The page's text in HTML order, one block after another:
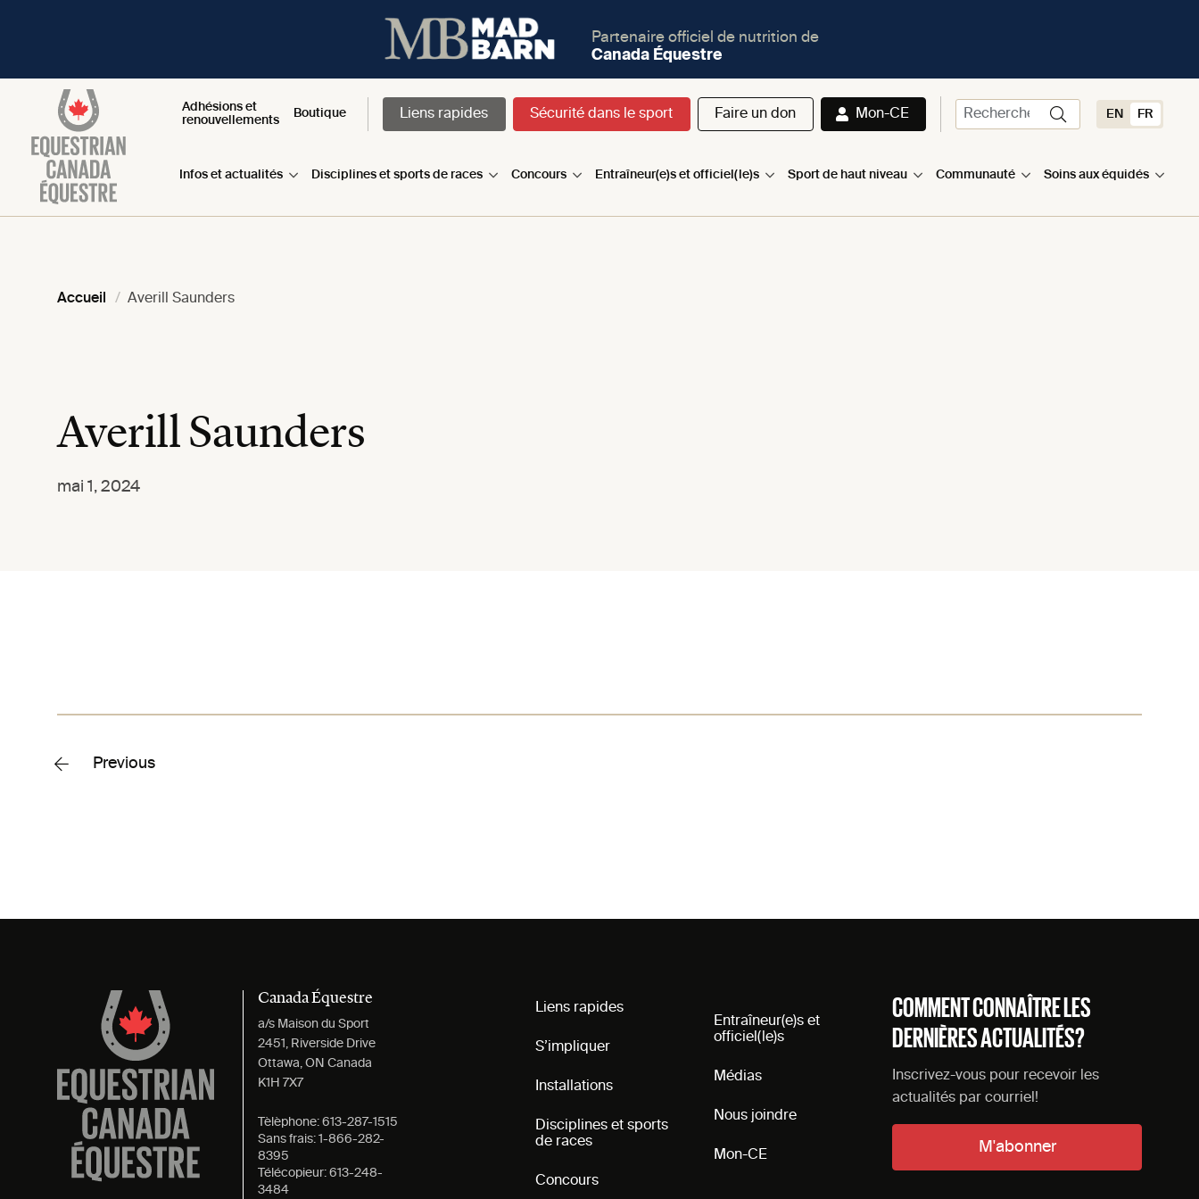
Partenaire officiel de nutrition de
Canada Équestre
Adhésions et
renouvellements
Boutique Liens rapides Sécurité dans le sport Faire un don Mon-CE EN FR
Infos et actualités Disciplines et sports de races Concours Entraîneur(e)s et officiel(le)s Sport de haut niveau Communauté Soins aux équidés
Accueil Averill Saunders
Averill Saunders
mai 1, 2024
Previous
Canada Équestre
a/s Maison du Sport
2451, Riverside Drive
Ottawa, ON Canada
K1H 7X7
Tèlèphone: 613-287-1515
Sans frais: 1-866-282-
8395
Télécopieur: 613-248-
3484
Liens rapides
S’impliquer
Installations
Disciplines et sports
de races
Concours
Entraîneur(e)s et
officiel(le)s
Médias
Nous joindre
Mon-CE
COMMENT CONNAÎTRE LES
DERNIÈRES ACTUALITÉS?
Inscrivez-vous pour recevoir les
actualités par courriel!
M'abonner